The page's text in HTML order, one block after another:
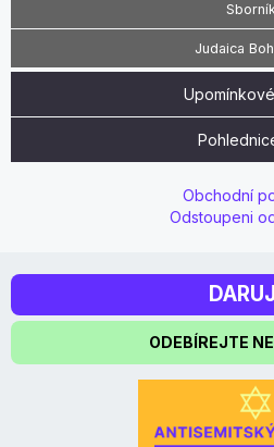
Judaica
Obchodní
Odstoupeni
ODEBÍREJTE